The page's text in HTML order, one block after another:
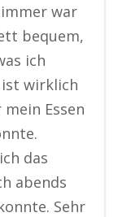
war
bequem,
ich
ist wirklich
Essen
das
abends
Sehr